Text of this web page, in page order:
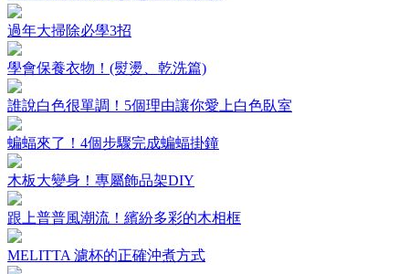
過年大掃除必學3招
學會保養衣物！(熨燙、乾洗篇)
誰說白色很單調！5個理由讓你愛上白色臥室
蝙蝠來了！4個步驟完成蝙蝠掛鐘
木板大變身！專屬飾品架DIY
跟上普普風潮流！繽紛多彩的木相框
MELITTA 濾杯的正確沖煮方式